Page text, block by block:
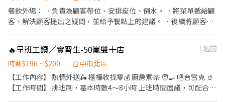
餐飲外場： ．負責為顧客帶位、安排座位、倒水。 ．將菜單遞給顧
客、解決顧客提出之疑問，並給予餐點上的建議。 ．後續將顧客點
負責結帳、收銀等工作。 餐飲內場： ．擔任廚師的助手，處理烹飪
前與烹飪中之準備工作與其他餐廳相關事務。 ．負責洗、剝、削、
切各種食材。 ．負責清理工作環境、設備和餐具。 ．準備不同餐點
所需要的食材。 ．協助測量食材的容量與重量。 ．負責擺盤、打包
🔥早班工讀／實習生-50嵐雙十店
1週前
時薪$196 ~ $200
台中市北區
【工作內容】 熱情外送🛵 櫃檯收找零💰 廚房煮茶 🧑‍🍳 吧台雪克 🥤
【工作時間】 排班制，基本時數4～8小時 上班時間面議，可配合課